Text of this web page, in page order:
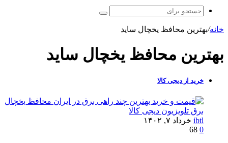
خانه/بهترین محافظ یخچال ساید
بهترین محافظ یخچال ساید
خرید از دیجی کالا
ibtl خرداد ۷, ۱۴۰۲
0